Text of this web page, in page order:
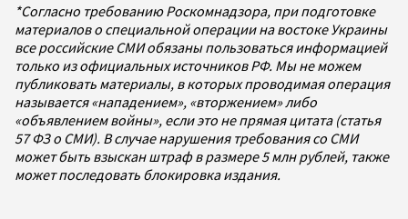
*Согласно требованию Роскомнадзора, при подготовке
материалов о специальной операции на востоке Украины
все российские СМИ обязаны пользоваться информацией
только из официальных источников РФ. Мы не можем
публиковать материалы, в которых проводимая операция
называется «нападением», «вторжением» либо
«объявлением войны», если это не прямая цитата (статья
57 ФЗ о СМИ). В случае нарушения требования со СМИ
может быть взыскан штраф в размере 5 млн рублей, также
может последовать блокировка издания.